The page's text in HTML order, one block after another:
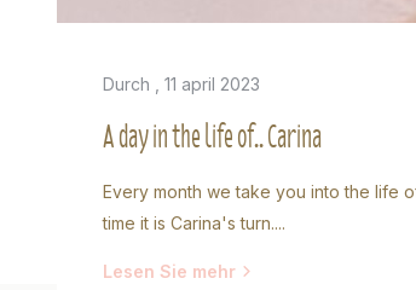
Durch , 11 april 2023
A day in the life of.. Carina
Every month we take you into the life
time it is Carina's turn....
Lesen Sie mehr